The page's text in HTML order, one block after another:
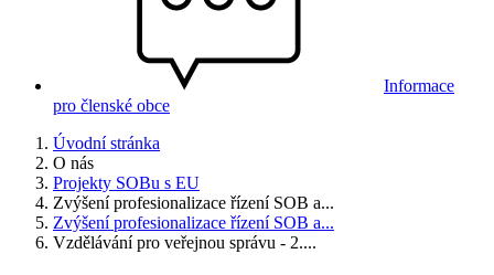
Informace
pro členské obce
Úvodní stránka
O nás
Projekty SOBu s EU
Zvýšení profesionalizace řízení SOB a...
Zvýšení profesionalizace řízení SOB a...
Vzdělávání pro veřejnou správu - 2....